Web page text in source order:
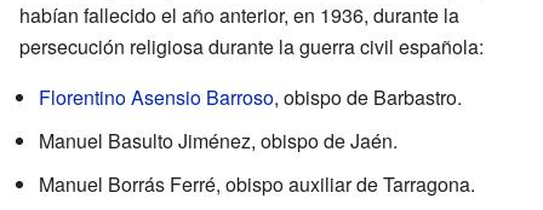
habían fallecido el año anterior, en 1936, durante la
persecución religiosa durante la guerra civil española:
Florentino Asensio Barroso, obispo de Barbastro.
Manuel Basulto Jiménez, obispo de Jaén.
Manuel Borrás Ferré, obispo auxiliar de Tarragona.